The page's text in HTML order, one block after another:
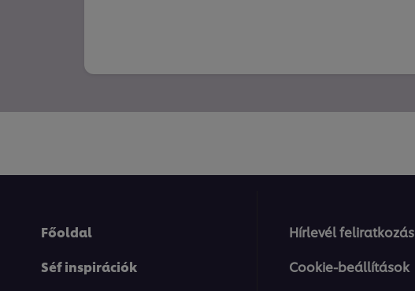
Főoldal
Séf inspirációk
Hírlevél feliratkozás
Cookie-beállítások